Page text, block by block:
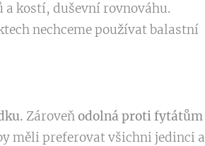
kostí, duševní rovnováhu.
nechceme používat balastní
Zároveňodolná proti fytátům
měli preferovat všichni jedinci a